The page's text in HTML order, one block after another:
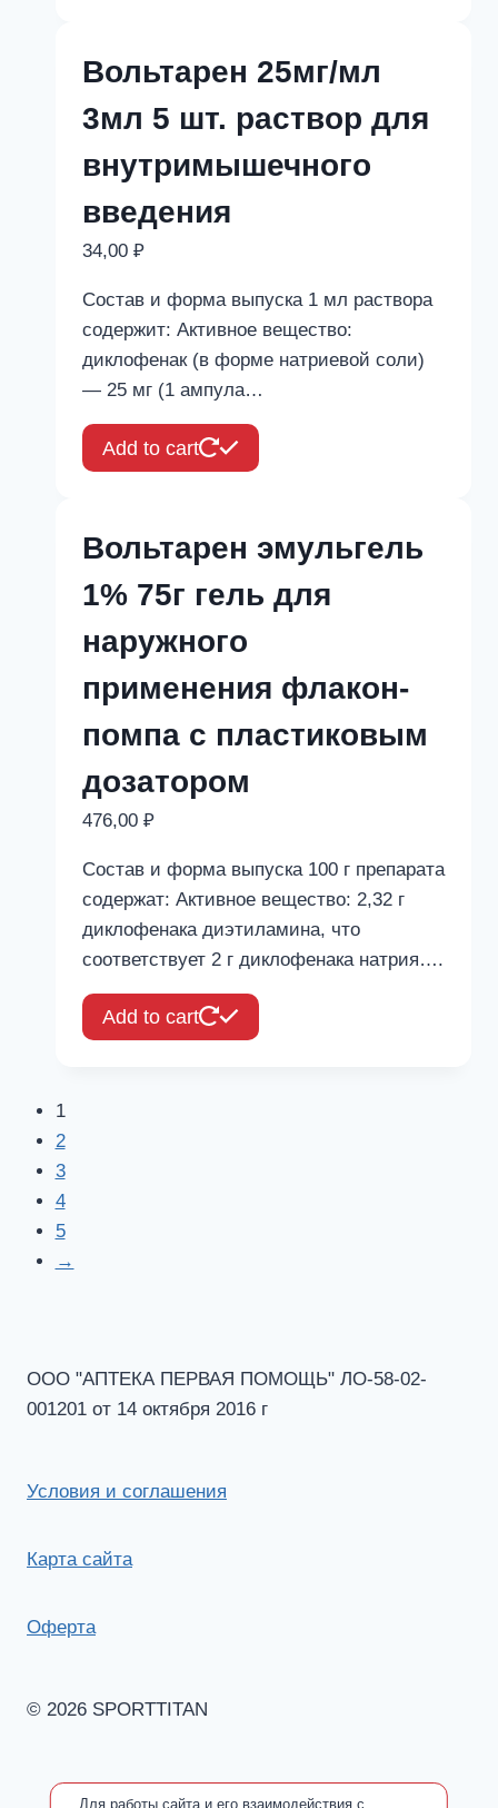
Вольтарен 25мг/мл
3мл 5 шт. раствор для
внутримышечного
введения
34,00 ₽
Состав и форма выпуска 1 мл раствора
содержит: Активное вещество:
диклофенак (в форме натриевой соли)
— 25 мг (1 ампула…
Add to cart
Вольтарен эмульгель
1% 75г гель для
наружного
применения флакон-
помпа с пластиковым
дозатором
476,00 ₽
Состав и форма выпуска 100 г препарата
содержат: Активное вещество: 2,32 г
диклофенака диэтиламина, что
соответствует 2 г диклофенака натрия….
Add to cart
1
2
3
4
5
→
ООО "АПТЕКА ПЕРВАЯ ПОМОЩЬ" ЛО-58-02-
001201 от 14 октября 2016 г
Условия и соглашения
Карта сайта
Оферта
© 2026 SPORTTITAN
Для работы сайта и его взаимодействия с